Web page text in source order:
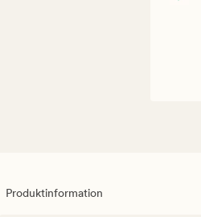
Produktinformation